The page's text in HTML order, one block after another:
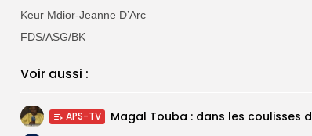
Keur Mdior-Jeanne D’Arc
FDS/ASG/BK
Voir aussi :
APS-TV